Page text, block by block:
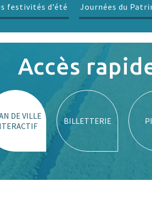
festivités d’été Journées du
Accès
DE VILLE
BILLETTERIE